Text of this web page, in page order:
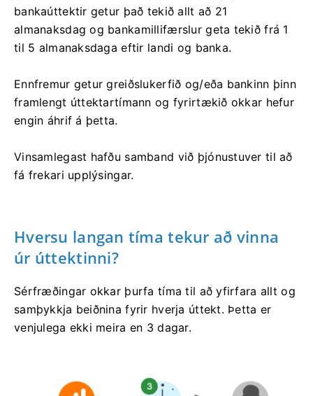
bankaúttektir getur það tekið allt að 21
almanaksdag og bankamillifærslur geta tekið frá 1
til 5 almanaksdaga eftir landi og banka.
Ennfremur getur greiðslukerfið og/eða bankinn þinn
framlengt úttektartímann og fyrirtækið okkar hefur
engin áhrif á þetta.
Vinsamlegast hafðu samband við þjónustuver til að
fá frekari upplýsingar.
Hversu langan tíma tekur að vinna
úr úttektinni?
Sérfræðingar okkar þurfa tíma til að yfirfara allt og
samþykkja beiðnina fyrir hverja úttekt. Þetta er
venjulega ekki meira en 3 dagar.